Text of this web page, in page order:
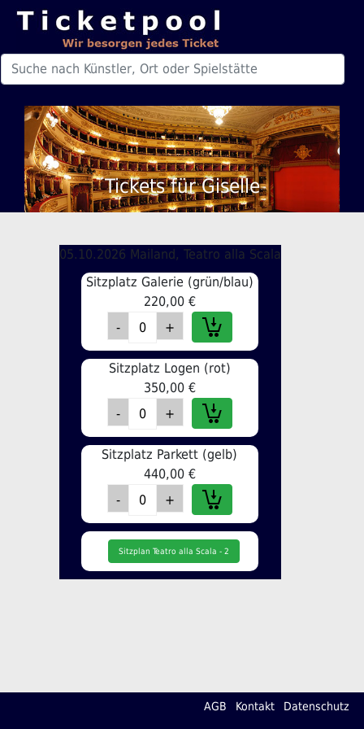
Tickets für Giselle
05.10.2026 Mailand, Teatro alla Scala
Sitzplatz Galerie (grün/blau)
220,00 €
Sitzplatz Logen (rot)
350,00 €
Sitzplatz Parkett (gelb)
440,00 €
Sitzplan Teatro alla Scala - 2
AGB Kontakt Datenschutz